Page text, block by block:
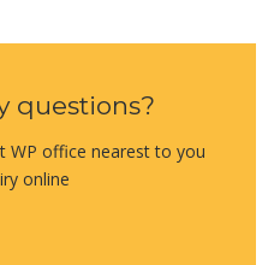
questions?
WP office nearest to you
online